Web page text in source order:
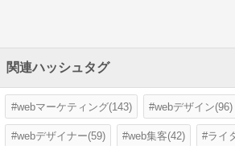
関連ハッシュタグ
webマーケティング(143) webデザイン(96)
webデザイナー(59) web集客(42) ライ